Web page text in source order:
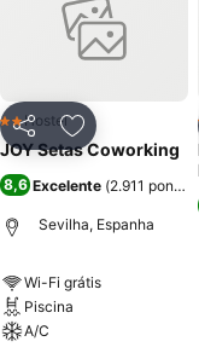
PartilharAdicionar
2 Estrelas
Hostel
JOY Setas Coworking
8,6 Excelente (2.911
Sevilha, Espanha
Wi-Fi grátis
Piscina
A/C